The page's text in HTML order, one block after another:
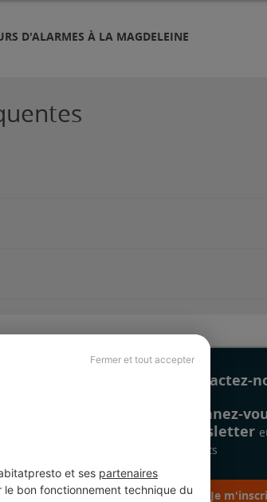
Fermer et tout accepter
et ses partenaires
le bon fonctionnement technique du
D'ALARMES À LA MAGDELEINE
Légal
Charte cookies
Contactez-
Abonnez-
newsletter
gratuits
Je